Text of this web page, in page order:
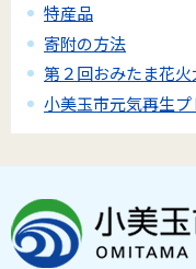
特産品
寄附の方法
第２回おみたま花火
小美玉市元気再生